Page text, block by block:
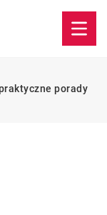
porady